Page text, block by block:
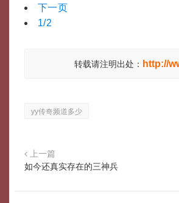
下一页
1/2
转载请注明出处： http://
yy传奇频道多少
上一篇
如今还真实存在的三神兵